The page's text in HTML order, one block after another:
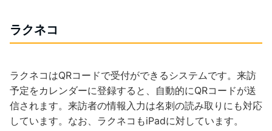
ラクネコ
ラクネコはQRコードで受付ができるシステムです。来訪
予定をカレンダーに登録すると、自動的にQRコードが送
信されます。来訪者の情報入力は名刺の読み取りにも対応
しています。なお、ラクネコもiPadに対しています。